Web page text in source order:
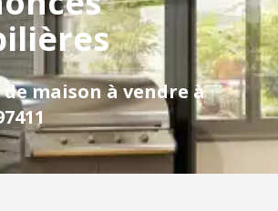
maison à vendre à